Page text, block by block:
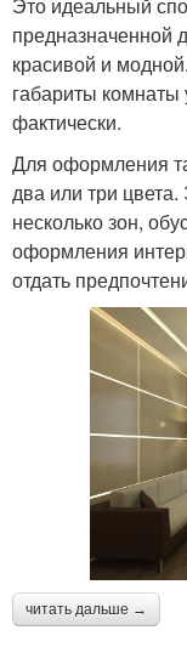
Это идеальный
предназначенной
красивой и
габариты комнаты
фактически.
Для оформления
два или три цвета.
несколько зон,
оформления
отдать
читать дальше →